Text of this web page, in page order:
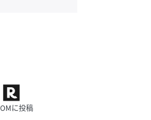
に投稿